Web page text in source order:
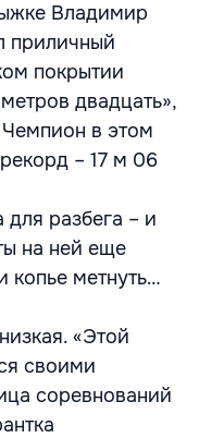
Владимир
приличный
покрытии
двадцать»,
в этом
– 17 м 06
разбега – и
на ней еще
копье метнуть…
«Этой
своими
соревнований